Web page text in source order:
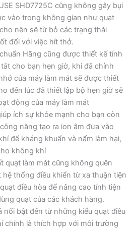
SHD7725C cũng không gây bụi
vào trong không gian như quạt
nên sẽ từ bỏ các trạng thái
đối với việc hít thở.
Hãng cũng được thiết kế tính
cho bạn hẹn giờ, khi đã chỉnh
của máy làm mát sẽ được thiết
đến lúc đã thiết lập bộ hẹn giờ sẽ
động của máy làm mát
ích sự khỏe mạnh cho bạn còn
năng tạo ra ion âm đưa vào
để kháng khuẩn và nấm làm hại,
không khí
quạt làm mát cũng không quên
hệ thống điều khiển từ xa thuận tiện
điều hòa để nâng cao tính tiện
quạt của các khách hàng.
nổi bật đến từ những kiểu quạt điều
chính là thích hợp với môi trường